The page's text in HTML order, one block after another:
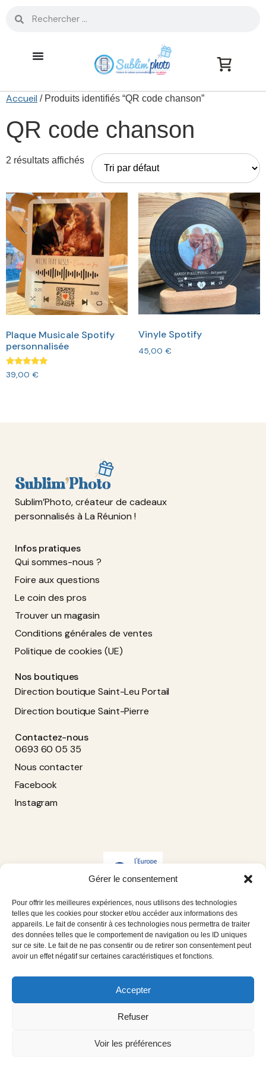
Gérer le consentement
Pour offrir les meilleures expériences, nous utilisons des technologies
telles que les cookies pour stocker et/ou accéder aux informations des
appareils. Le fait de consentir à ces technologies nous permettra de traiter
des données telles que le comportement de navigation ou les ID uniques
sur ce site. Le fait de ne pas consentir ou de retirer son consentement peut
avoir un effet négatif sur certaines caractéristiques et fonctions.
Accepter
Refuser
Voir les préférences
Accueil / Produits identifiés “QR code chanson”
QR code chanson
2 résultats affichés
Plaque Musicale Spotify
personnalisée
Note
5.00
39,00 €
Vinyle Spotify
45,00 €
Sublim’Photo, créateur de cadeaux
personnalisés à La Réunion !
Infos pratiques
Qui sommes-nous ?
Foire aux questions
Le coin des pros
Trouver un magasin
Conditions générales de ventes
Politique de cookies (UE)
Nos boutiques
Direction boutique Saint-Leu Portail
Direction boutique Saint-Pierre
Contactez-nous
0693 60 05 35
Nous contacter
Facebook
Instagram
Ce site a été financé par l’Union Européenne dans le cadre du
programme FEDER-FSE+ Réunion dont l’Autorité de gestion est
la Région Réunion. L’Europe s’engage à La Réunion avec le fonds